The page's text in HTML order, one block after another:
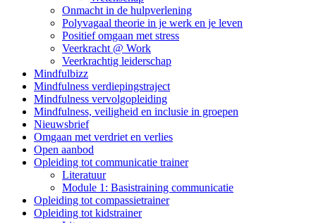
Onmacht in de hulpverlening
Polyvagaal theorie in je werk en je leven
Positief omgaan met stress
Veerkracht @ Work
Veerkrachtig leiderschap
Mindfulbizz
Mindfulness verdiepingstraject
Mindfulness vervolgopleiding
Mindfulness, veiligheid en inclusie in groepen
Nieuwsbrief
Omgaan met verdriet en verlies
Open aanbod
Opleiding tot communicatie trainer
Literatuur
Module 1: Basistraining communicatie
Opleiding tot compassietrainer
Opleiding tot kidstrainer